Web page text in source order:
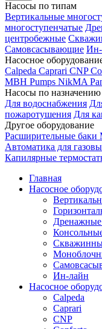
Насосы по типам
Вертикальные
многоступенчатые
центробежные
Самовсасывающие Ин-
Насосное
Calpeda Caprari CNP
MBH Pumps NikMA
Насосы по назначению
Для водоснабжения
пожаротушения Для
Другое оборудование
Расширительные баки
Автоматика для
Капилярные
Главная
Насосное
Ин-лайн
Насосное
Calpeda
Caprari
CNP